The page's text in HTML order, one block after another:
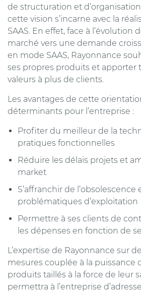
de structuration et
cette vision s’incarne avec la
SAAS. En effet, face à l’évolution
marché vers une demande
en mode SAAS, Rayonnance
ses propres produits et apporter
valeurs à plus de clients.
Les avantages de cette
déterminants pour l’entreprise :
Profiter du meilleur de la
pratiques fonctionnelles
Réduire les délais projets et
market
S’affranchir de l’obsolescence
problématiques d’exploitation
Permettre à ses clients de
les dépenses en fonction de
L’expertise de Rayonnance sur
mesures couplée à la puissance
produits taillés à la force de leur
permettra à l’entreprise